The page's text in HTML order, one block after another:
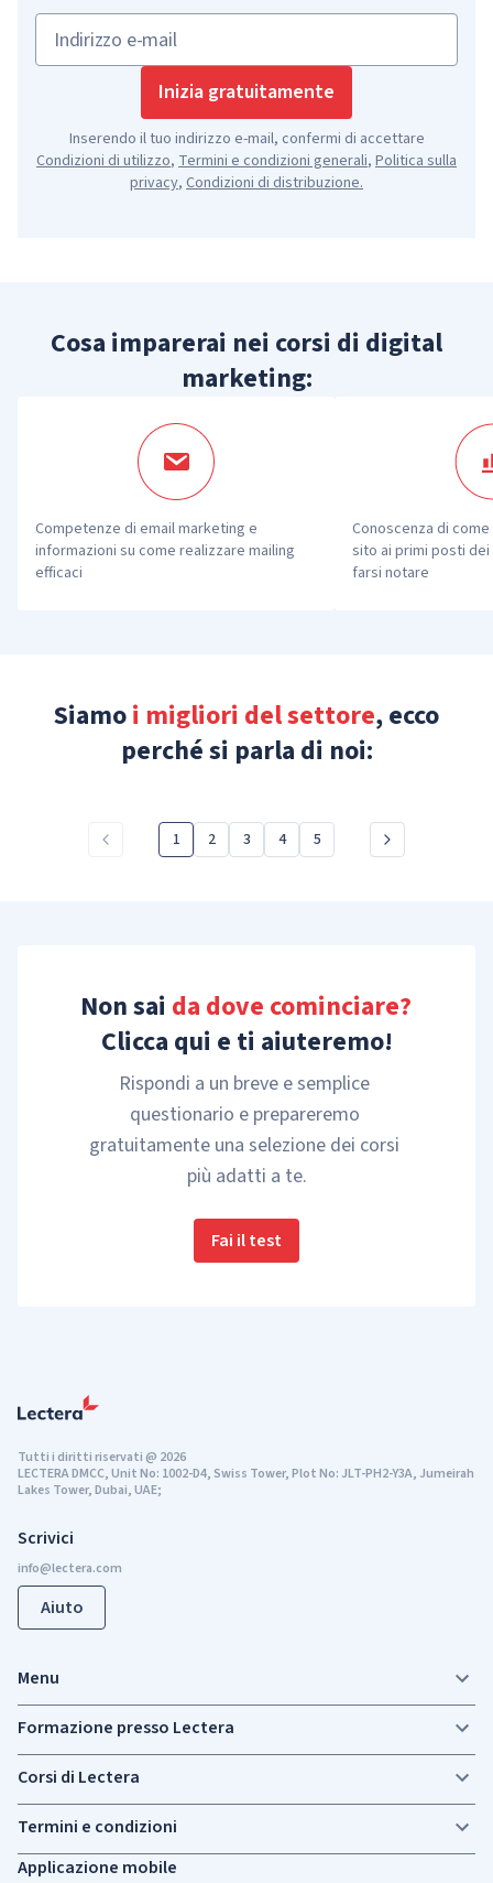
Indirizzo e-mail
Inizia gratuitamente
Inserendo il tuo indirizzo e-mail, confermi di accettare
Condizioni di utilizzo, Termini e condizioni generali, Politica sulla
privacy, Condizioni di distribuzione.
Cosa imparerai nei corsi di digital
marketing:
Competenze di email marketing e
informazioni su come realizzare mailing
efficaci
Conoscenza di
sito ai primi posti
farsi notare
Siamoi migliori del settore, ecco
perché si parla di noi:
1 2 3 4 5
Non sai da dove cominciare?
Clicca qui e ti aiuteremo!
Rispondi a un breve e semplice
questionario e prepareremo
gratuitamente una selezione dei corsi
più adatti a te.
Fai il test
Scrivici
Aiuto
Applicazione mobile
Tutti i diritti riservati@ 2026
LECTERA DMCC, Unit No: 1002-D4, Swiss Tower, Plot No: JLT-PH2-Y3A, Jumeirah
Lakes Tower, Dubai, UAE;
Menu
Formazione presso Lectera
Corsi di Lectera
Termini e condizioni